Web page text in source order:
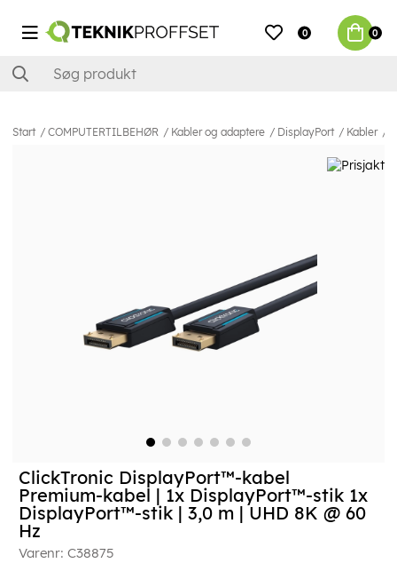
0 0
Start COMPUTERTILBEHØR Kabler og adaptere DisplayPort Kabler
ClickTronic DisplayPort™-kabel
Premium-kabel | 1x DisplayPort™-stik 1x
DisplayPort™-stik | 3,0 m | UHD 8K @ 60
Hz
Varenr: C38875